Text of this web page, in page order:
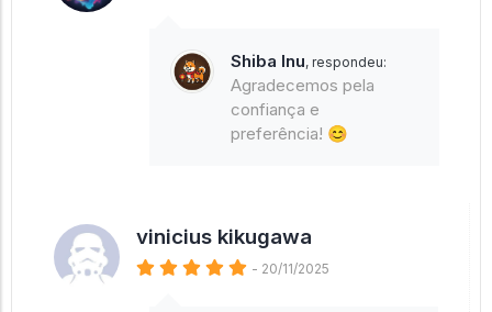
Shiba Inu, respondeu:
Agradecemos pela
confiança e
preferência! 😊
vinicius kikugawa
- 20/11/2025